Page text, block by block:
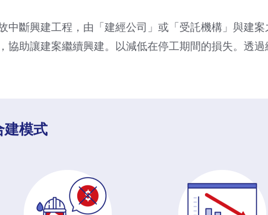
中斷興建工程，由「建經公司」或「受託機構」與建
協助讓建案繼續興建。以減低在停工期間的損失。透
建模式